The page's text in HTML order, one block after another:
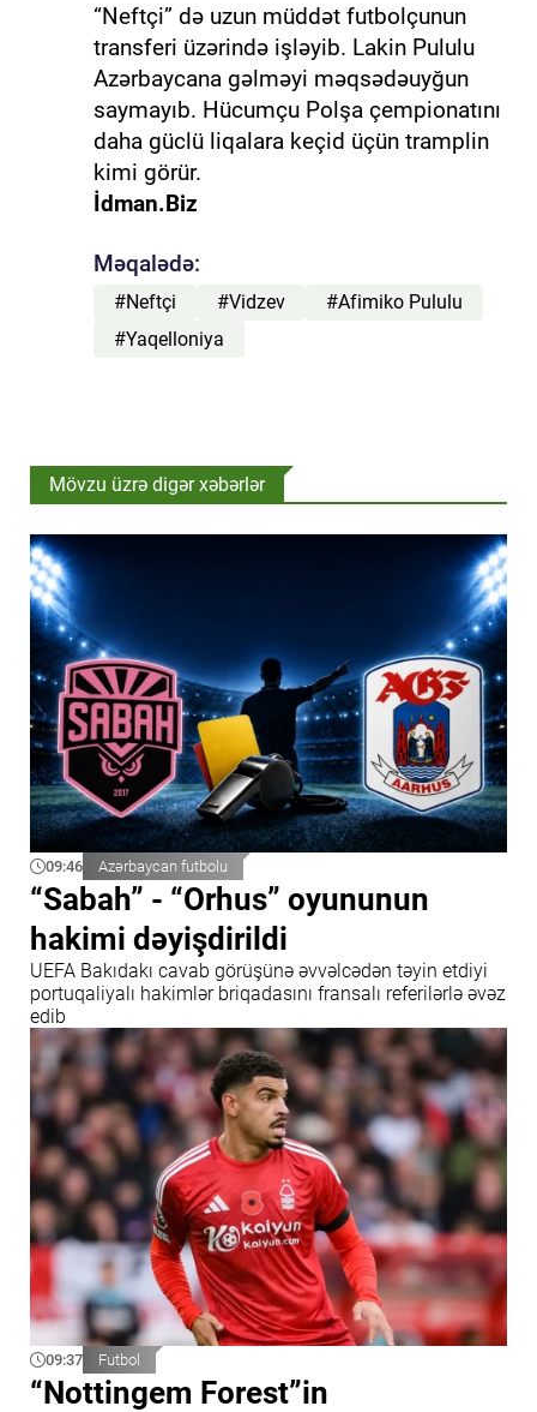
“Neftçi” də uzun müddət futbolçunun
transferi üzərində işləyib. Lakin Pululu
Azərbaycana gəlməyi məqsədəuyğun
saymayıb. Hücumçu Polşa çempionatını
daha güclü liqalara keçid üçün tramplin
kimi görür.
İdman.Biz
Məqalədə:
#Neftçi #Vidzev
#Afimiko Pululu
#Yaqelloniya
Mövzu üzrə digər xəbərlər
09:46 Azərbaycan futbolu
“Sabah” - “Orhus” oyununun
hakimi dəyişdirildi
UEFA Bakıdakı cavab görüşünə əvvəlcədən təyin etdiyi
portuqaliyalı hakimlər briqadasını fransalı referilərlə əvəz
edib
09:37 Futbol
“Nottingem Forest”in